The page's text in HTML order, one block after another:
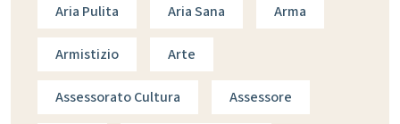
Aria Pulita Aria Sana Arma
Armistizio Arte
Assessorato Cultura Assessore